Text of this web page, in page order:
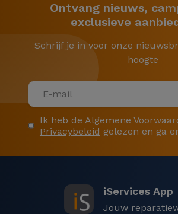
Ontvang nieuws,
exclusieve
Schrijf je in voor onze
hoogte
Ik heb de Algemene
Privacybeleid gelezen en ga
iServices App
Jouw